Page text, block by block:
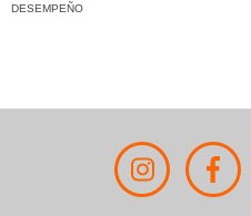
DESEMPEÑO